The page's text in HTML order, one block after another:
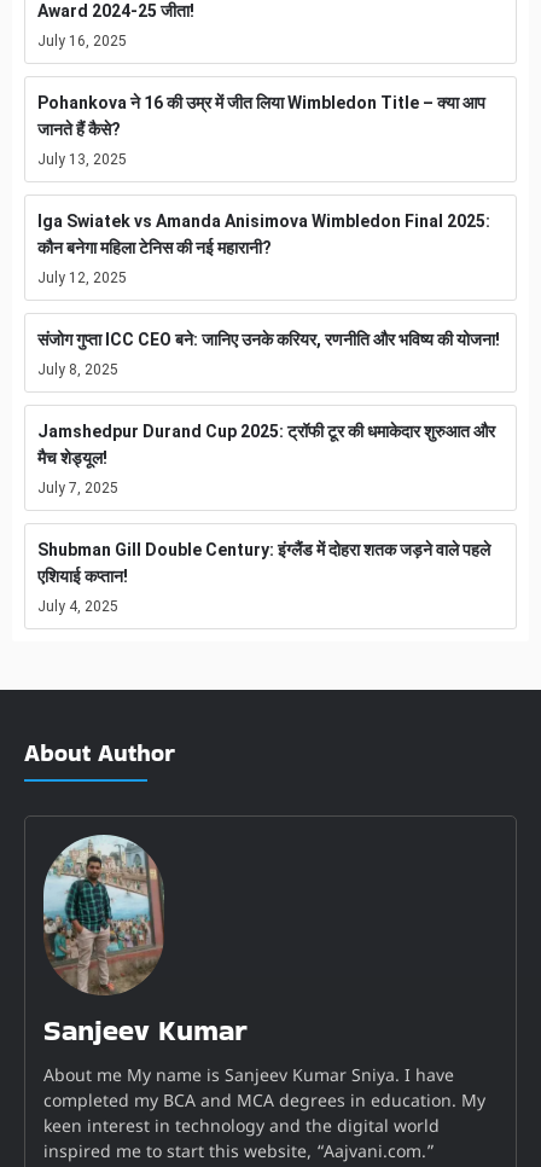
Award 2024-25 जीता!
July 16, 2025
Pohankova ने 16 की उम्र में जीत लिया Wimbledon Title – क्या आप
जानते हैं कैसे?
July 13, 2025
Iga Swiatek vs Amanda Anisimova Wimbledon Final 2025:
कौन बनेगा महिला टेनिस की नई महारानी?
July 12, 2025
संजोग गुप्ता ICC CEO बने: जानिए उनके करियर, रणनीति और भविष्य की योजना!
July 8, 2025
Jamshedpur Durand Cup 2025: ट्रॉफी टूर की धमाकेदार शुरुआत और
मैच शेड्यूल!
July 7, 2025
Shubman Gill Double Century: इंग्लैंड में दोहरा शतक जड़ने वाले पहले
एशियाई कप्तान!
July 4, 2025
About Author
Sanjeev Kumar
About me My name is Sanjeev Kumar Sniya. I have
completed my BCA and MCA degrees in education. My
keen interest in technology and the digital world
inspired me to start this website, “Aajvani.com.”